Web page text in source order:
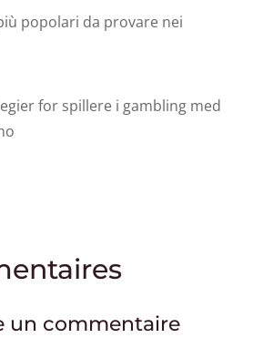
popolari da provare nei
for spillere i gambling med
un commentaire